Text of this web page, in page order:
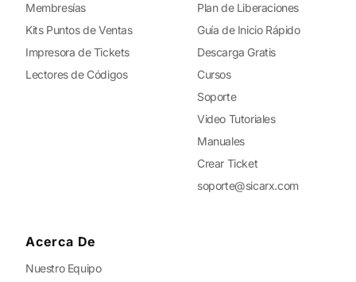
Membresías
Kits Puntos de Ventas
Impresora de Tickets
Lectores de Códigos
Plan de Liberaciones
Guía de Inicio Rápido
Descarga Gratis
Cursos
Soporte
Video Tutoriales
Manuales
Crear Ticket
soporte@sicarx.com
Acerca De
Nuestro Equipo